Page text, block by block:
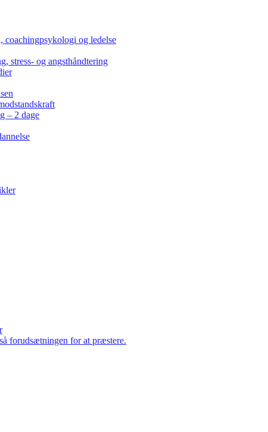
coachingpsykologi og ledelse
stress- og angsthåndtering
– 2 dage
forudsætningen for at præstere.